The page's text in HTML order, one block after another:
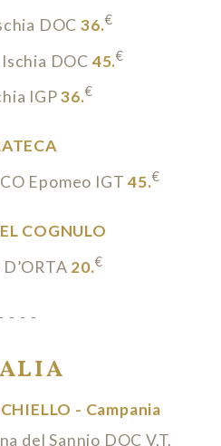
DOC36.€
DOC 45.€
IGP36.€
Epomeo IGT45.€
COGNULO
20.€
- - - -
- Campania
del Sannio DOC V.T.